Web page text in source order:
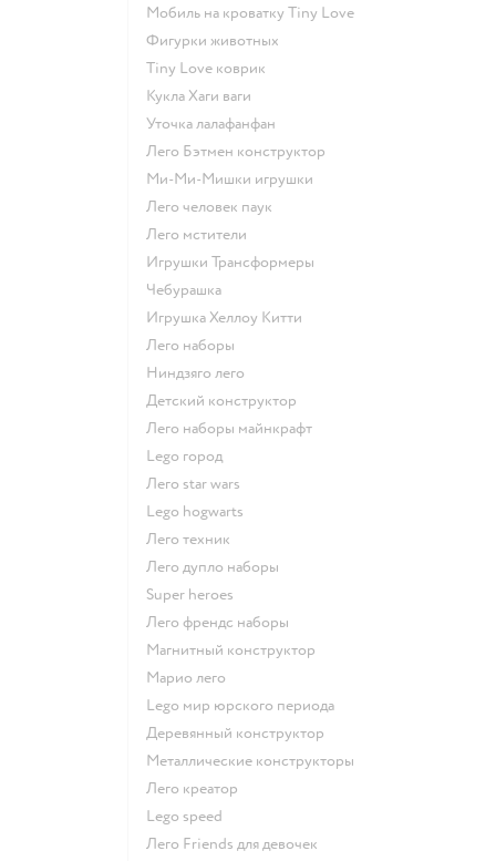
Мобиль на кроватку Tiny Love
Фигурки животных
Tiny Love коврик
Кукла Хаги ваги
Уточка лалафанфан
Лего Бэтмен конструктор
Ми-Ми-Мишки игрушки
Лего человек паук
Лего мстители
Игрушки Трансформеры
Чебурашка
Игрушка Хеллоу Китти
Лего наборы
Ниндзяго лего
Детский конструктор
Лего наборы майнкрафт
Lego город
Лего star wars
Lego hogwarts
Лего техник
Лего дупло наборы
Super heroes
Лего френдс наборы
Магнитный конструктор
Марио лего
Lego мир юрского периода
Деревянный конструктор
Металлические конструкторы
Лего креатор
Lego speed
Лего Friends для девочек